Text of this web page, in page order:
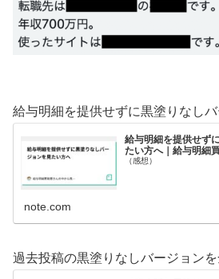
給与明細を提供せずに黒塗りなし
給与明細を提供せず
たい方へ｜給与明細
（感想）
note.com
過去投稿の黒塗りなしバージョン